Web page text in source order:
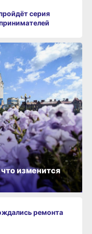
серия
ремонта
изменится